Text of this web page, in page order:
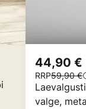
valge,
44,90 €
RRP59,90 €